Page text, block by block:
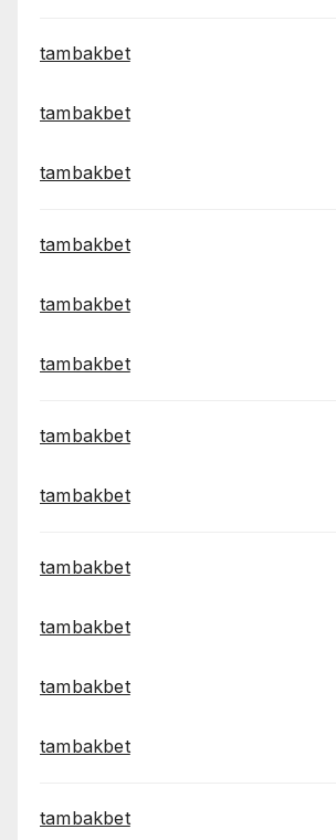
tambakbet
tambakbet
tambakbet
tambakbet
tambakbet
tambakbet
tambakbet
tambakbet
tambakbet
tambakbet
tambakbet
tambakbet
tambakbet